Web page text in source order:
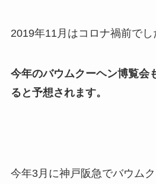
2019年11月はコロナ禍前でし
今年のバウムクーヘン博覧会
ると予想されます。
今年3月に神戸阪急でバウム